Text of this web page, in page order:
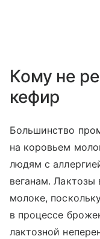
Кому не
кефир
Большинство
на коровьем
людям с
веганам.
молоке,
в процессе
лактозной